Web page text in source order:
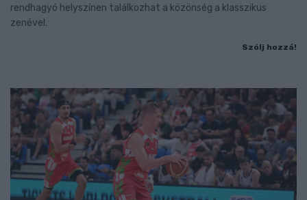
rendhagyó helyszínen találkozhat a közönség a klasszikus
zenével.
Szólj hozzá!